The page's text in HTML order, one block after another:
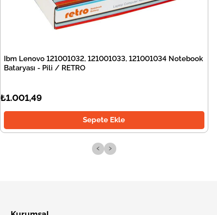
Ibm Lenovo 121001032, 121001033, 121001034 Notebook
Bataryası - Pili / RETRO
₺1.001,49
Sepete Ekle
‹ ›